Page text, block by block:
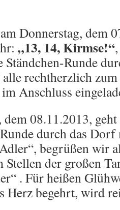
Donnerstag, dem
„13, 14, Kirmse!“
Ständchen-Runde
rechtherzlich zum
Anschluss
08.11.2013,
durch das
begrüßen wir
Stellen der großen
. Für heißen
Herz begehrt, wird